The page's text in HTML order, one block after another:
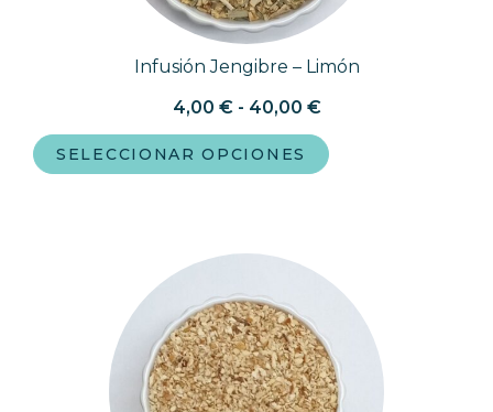
Infusión Jengibre – Limón
4,00 € - 40,00 €
SELECCIONAR OPCIONES